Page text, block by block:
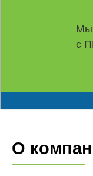
Мы
с
О